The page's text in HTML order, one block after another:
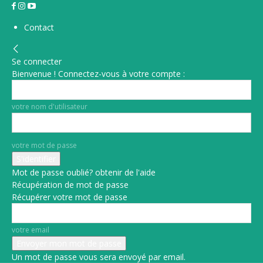
Contact
Se connecter
Bienvenue ! Connectez-vous à votre compte :
votre nom d'utilisateur
votre mot de passe
Mot de passe oublié? obtenir de l'aide
Récupération de mot de passe
Récupérer votre mot de passe
votre email
Un mot de passe vous sera envoyé par email.